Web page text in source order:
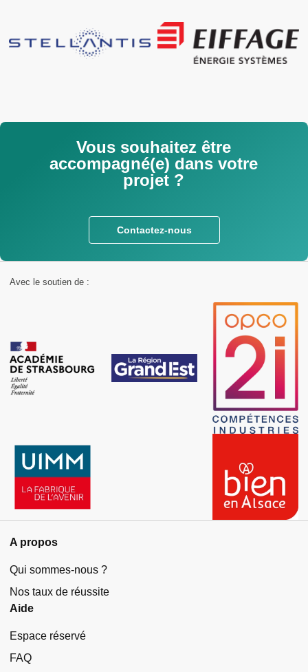
Vous souhaitez être
accompagné(e) dans votre
projet ?
Contactez-nous
A propos
Qui sommes-nous ?
Nos taux de réussite
Aide
Espace réservé
FAQ
Avec le soutien de :